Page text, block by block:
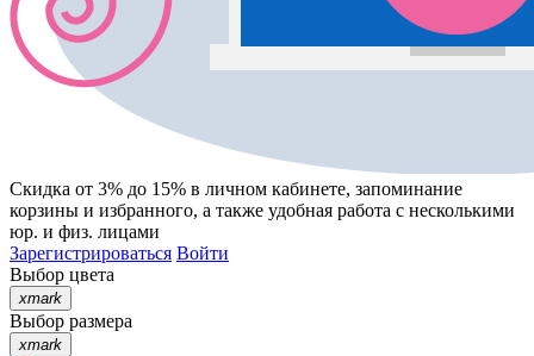
Скидка от 3% до 15% в личном кабинете, запоминание
корзины и избранного, а также удобная работа с несколькими
юр. и физ. лицами
Зарегистрироваться Войти
Выбор цвета
xmark
Выбор размера
xmark